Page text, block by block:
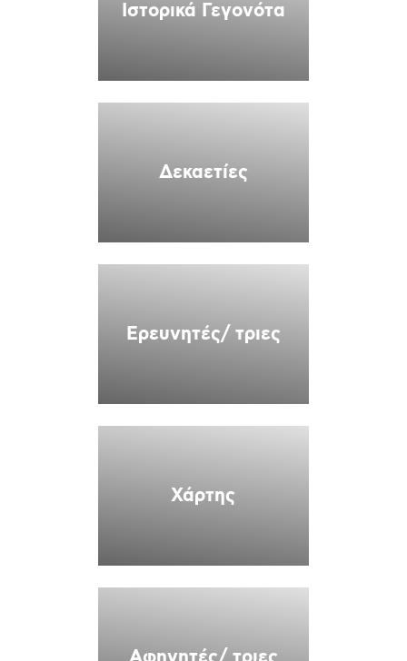
Ιστορικά Γεγονότα
Δεκαετίες
Ερευνητές/ τριες
Χάρτης